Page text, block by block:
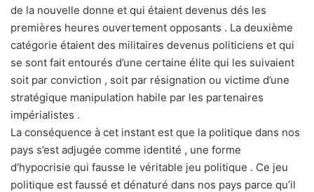
de la nouvelle donne et qui étaient devenus dés les
premières heures ouvertement opposants . La deuxième
catégorie étaient des militaires devenus politiciens et qui
se sont fait entourés d’une certaine élite qui les suivaient
soit par conviction , soit par résignation ou victime d’une
stratégique manipulation habile par les partenaires
impérialistes .
La conséquence à cet instant est que la politique dans nos
pays s’est adjugée comme identité , une forme
d’hypocrisie qui fausse le véritable jeu politique . Ce jeu
politique est faussé et dénaturé dans nos pays parce qu’il